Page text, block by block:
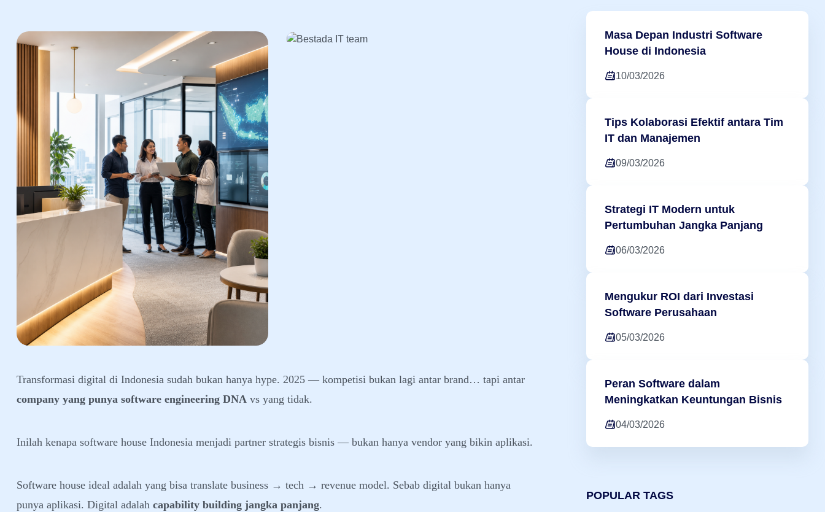
Transformasi digital di Indonesia sudah bukan hanya hype. 2025 — kompetisi bukan lagi antar brand… tapi antar
company yang punya software engineering DNA vs yang tidak.
Inilah kenapa software house Indonesia menjadi partner strategis bisnis — bukan hanya vendor yang bikin aplikasi.
Software house ideal adalah yang bisa translate business → tech → revenue model. Sebab digital bukan hanya
punya aplikasi. Digital adalah capability building jangka panjang.
Masa Depan Industri Software
House di Indonesia
10/03/2026
Tips Kolaborasi Efektif antara Tim
IT dan Manajemen
09/03/2026
Strategi IT Modern untuk
Pertumbuhan Jangka Panjang
06/03/2026
Mengukur ROI dari Investasi
Software Perusahaan
05/03/2026
Peran Software dalam
Meningkatkan Keuntungan Bisnis
04/03/2026
POPULAR TAGS